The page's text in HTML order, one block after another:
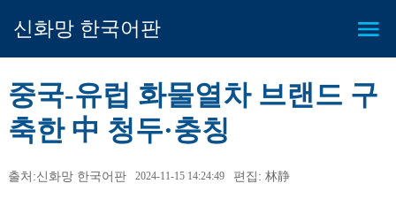
신화망 한국어판
중국-유럽 화물열차 브랜드 구
축한 中 청두·충칭
출처:신화망 한국어판 2024-11-15 14:24:49 편집: 林静